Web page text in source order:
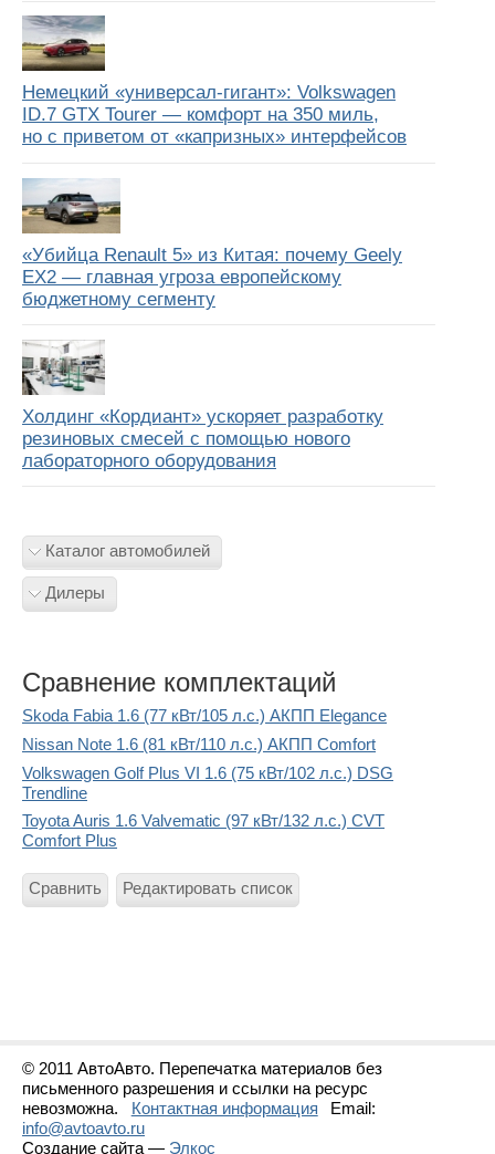
Немецкий «универсал-гигант»: Volkswagen
ID.7 GTX Tourer — комфорт на 350 миль,
но с приветом от «капризных» интерфейсов
«Убийца Renault 5» из Китая: почему Geely
EX2 — главная угроза европейскому
бюджетному сегменту
Холдинг «Кордиант» ускоряет разработку
резиновых смесей с помощью нового
лабораторного оборудования
Каталог автомобилей
Дилеры
Сравнение комплектаций
Skoda Fabia 1.6 (77 кВт/105 л.с.) АКПП Elegance
Nissan Note 1.6 (81 кВт/110 л.с.) АКПП Comfort
Volkswagen Golf Plus VI 1.6 (75 кВт/102 л.с.) DSG
Trendline
Toyota Auris 1.6 Valvematic (97 кВт/132 л.с.) CVT
Comfort Plus
Сравнить Редактировать список
© 2011 АвтоАвто. Перепечатка материалов без
письменного разрешения и ссылки на ресурс
невозможна.
Контактная информация
Email:
info@avtoavto.ru
Создание сайта — Элкос